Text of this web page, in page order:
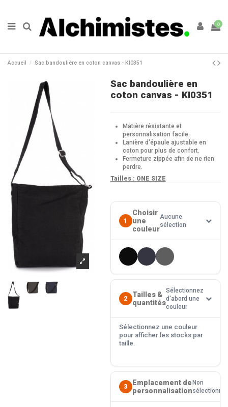
0
Accueil Sac bandoulière en coton canvas - KI0351
Sac bandoulière en
coton canvas - KI0351
Matière résistante et
personnalisation facile.
Lanière d'épaule ajustable en
coton pour plus de confort.
Fermeture zippée afin de ne rien
perdre.
Tailles : ONE SIZE
1
Choisir
une
couleur
Aucune
sélection
2
Tailles &
quantités
Sélectionnez
d'abord une
couleur
Sélectionnez une couleur
pour afficher les stocks par
taille.
3
Emplacement de
personnalisation
Non
sélectionné